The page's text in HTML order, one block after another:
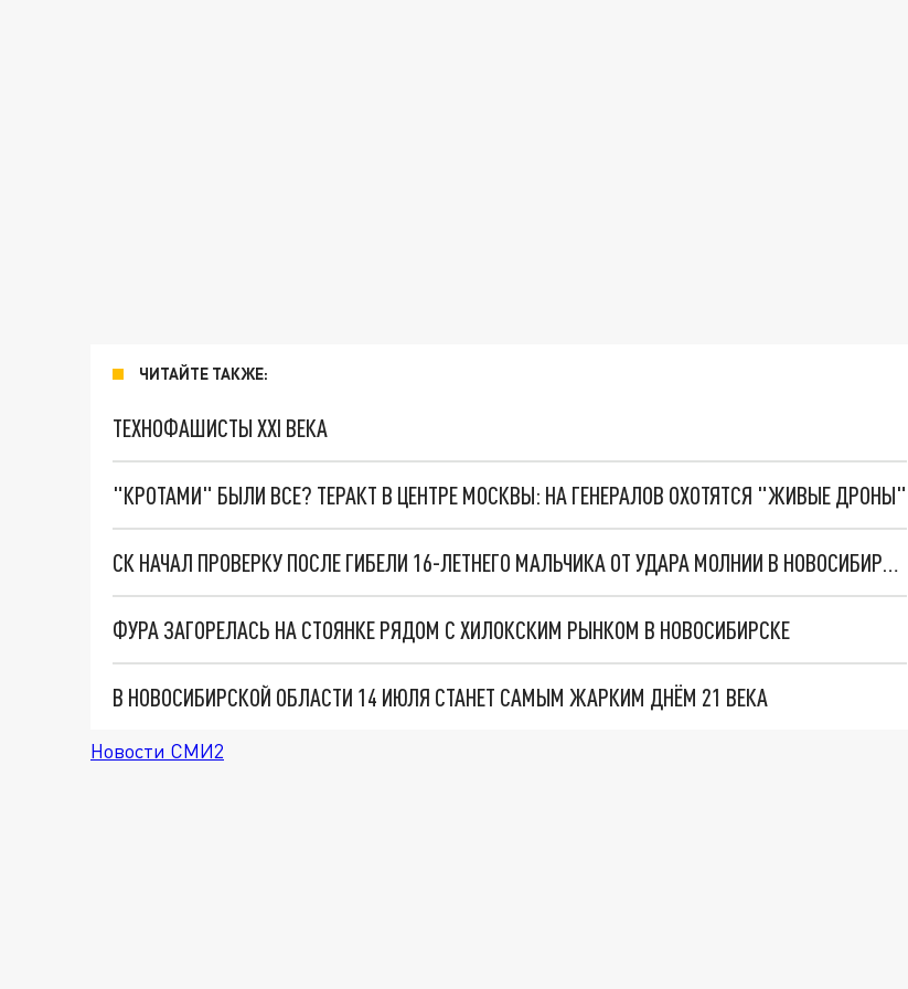
ЧИТАЙТЕ ТАКЖЕ:
ТЕХНОФАШИСТЫ XXI ВЕКА
"КРОТАМИ" БЫЛИ ВСЕ? ТЕРАКТ В ЦЕНТРЕ МОСКВЫ: НА ГЕНЕРАЛОВ ОХОТЯТСЯ "ЖИВЫЕ ДРОНЫ"
СК НАЧАЛ ПРОВЕРКУ ПОСЛЕ ГИБЕЛИ 16-ЛЕТНЕГО МАЛЬЧИКА ОТ УДАРА МОЛНИИ В НОВОСИБИРСКОЙ ОБЛАСТИ
ФУРА ЗАГОРЕЛАСЬ НА СТОЯНКЕ РЯДОМ С ХИЛОКСКИМ РЫНКОМ В НОВОСИБИРСКЕ
В НОВОСИБИРСКОЙ ОБЛАСТИ 14 ИЮЛЯ СТАНЕТ САМЫМ ЖАРКИМ ДНЁМ 21 ВЕКА
Новости СМИ2